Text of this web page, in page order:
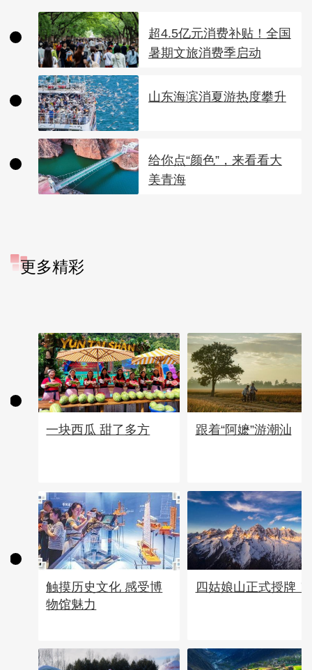
超4.5亿元消费补贴！全国
暑期文旅消费季启动
山东海滨消夏游热度攀升
给你点“颜色”，来看看大
美青海
更多精彩
一块西瓜 甜了多方 跟着“阿嬷”游潮汕
触摸历史文化 感受博
物馆魅力
四姑娘山正式授牌！